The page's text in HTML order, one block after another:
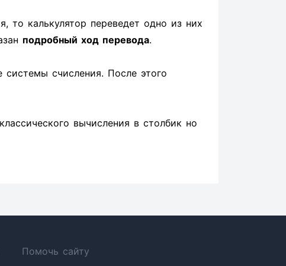
то калькулятор переведет одно из них
подробный ход перевода.
счисления. После этого
вычисления в столбик но
Помочь сайту